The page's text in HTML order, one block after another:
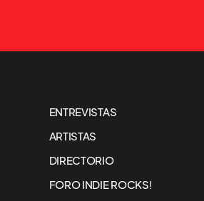
ENTREVISTAS
ARTISTAS
DIRECTORIO
FORO INDIE ROCKS!